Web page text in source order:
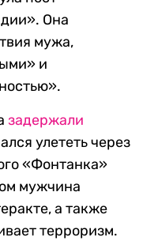
Она
мужа,
и
задержали
улететь через
«Фонтанка»
мужчина
а также
терроризм.